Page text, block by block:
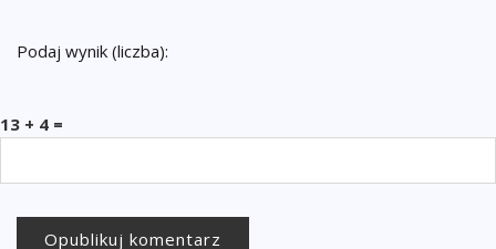
Podaj wynik (liczba):
13 + 4 =